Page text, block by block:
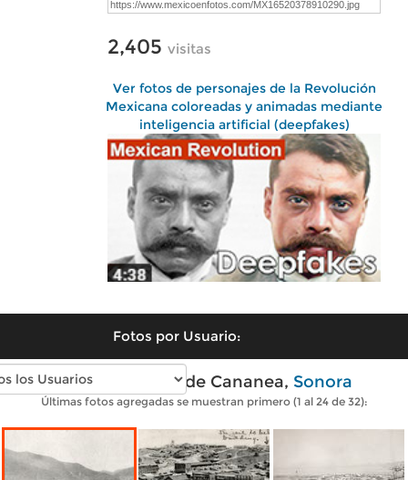
2,405 visitas
Ver fotos de personajes de la Revolución
Mexicana coloreadas y animadas mediante
inteligencia artificial (deepfakes)
Fotos por Usuario:
Fotos antiguas de Cananea, Sonora
Últimas fotos agregadas se muestran primero (1 al 24 de 32):